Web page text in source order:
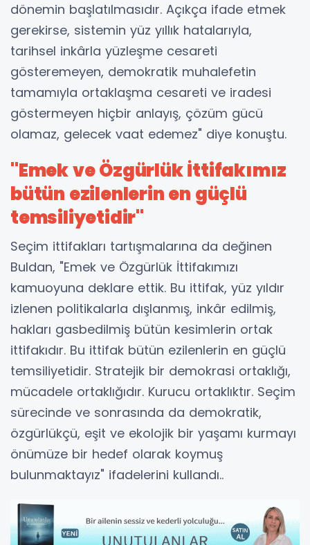
dönemin başlatılmasıdır. Açıkça ifade etmek
gerekirse, sistemin yüz yıllık hatalarıyla,
tarihsel inkârla yüzleşme cesareti
gösteremeyen, demokratik muhalefetin
tamamıyla ortaklaşma cesareti ve iradesi
göstermeyen hiçbir anlayış, çözüm gücü
olamaz, gelecek vaat edemez" diye konuştu.
"Emek ve Özgürlük İttifakımız
bütün ezilenlerin en güçlü
temsiliyetidir"
Seçim ittifakları tartışmalarına da değinen
Buldan, "Emek ve Özgürlük İttifakımızı
kamuoyuna deklare ettik. Bu ittifak, yüz yıldır
izlenen politikalarla dışlanmış, inkâr edilmiş,
hakları gasbedilmiş bütün kesimlerin ortak
ittifakıdır. Bu ittifak bütün ezilenlerin en güçlü
temsiliyetidir. Stratejik bir demokrasi ortaklığı,
mücadele ortaklığıdır. Kurucu ortaklıktır. Seçim
sürecinde ve sonrasında da demokratik,
özgürlükçü, eşit ve ekolojik bir yaşamı kurmayı
önümüze bir hedef olarak koymuş
bulunmaktayız" ifadelerini kullandı..